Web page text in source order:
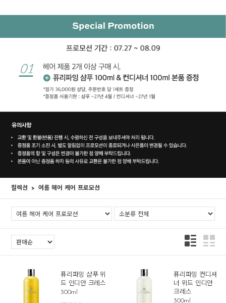
컬렉션 여름 헤어 케어 프로모션
퓨리파잉 샴푸 위
드 인디안 크레스
300ml
퓨리파잉 컨디셔
너 위드 인디안
크레스
300ml